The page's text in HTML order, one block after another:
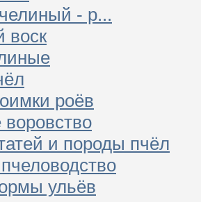
- р...
воск
роёв
и породы пчёл
ульёв